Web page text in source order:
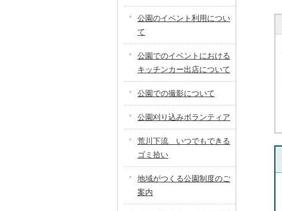
公園のイベント利用につい
て
公園でのイベントにおける
キッチンカー出店について
公園での撮影について
公園刈り込みボランティア
荒川下流 いつでもできる
ゴミ拾い
地域がつくる公園制度のご
案内